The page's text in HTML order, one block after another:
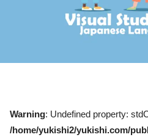
Warning: Undefined property:
/home/yukishi2/yukishi.com/